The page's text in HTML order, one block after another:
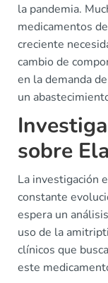
la pandemia.
medicamentos
creciente
cambio de
en la demanda
un
sobre
La investigación
constante
espera un
uso de la
clínicos que
este